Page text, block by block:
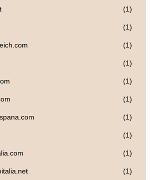
(1)
(1)
(1)
(1)
(1)
(1)
(1)
(1)
(1)
(1)